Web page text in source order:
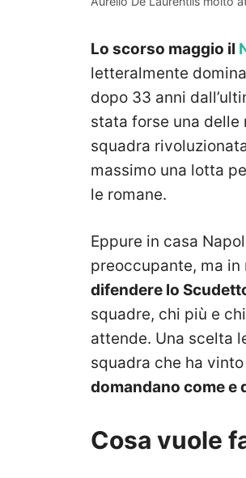
Lo scorso maggio il
letteralmente
dopo 33 anni
stata forse una
squadra
massimo una lotta
le romane.
Eppure in casa
preoccupante, ma
difendere lo
squadre, chi più e
attende. Una scelta
squadra che ha
domandano come
Cosa vuole